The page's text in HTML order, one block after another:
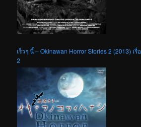
เร็วๆ นี้ – Okinawan Horror Stories 2 (2013) เ
2